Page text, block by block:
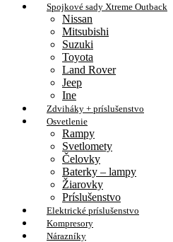
Spojkové sady Xtreme Outback
Nissan
Mitsubishi
Suzuki
Toyota
Land Rover
Jeep
Ine
Zdviháky + príslušenstvo
Osvetlenie
Rampy
Svetlomety
Čelovky
Baterky – lampy
Žiarovky
Príslušenstvo
Elektrické príslušenstvo
Kompresory
Nárazníky